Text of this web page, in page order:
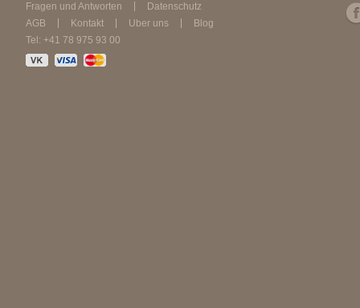
Fragen und Antworten
Datenschutz
AGB
Kontakt Über uns
Blog
Tel: +41 78 975 93 00